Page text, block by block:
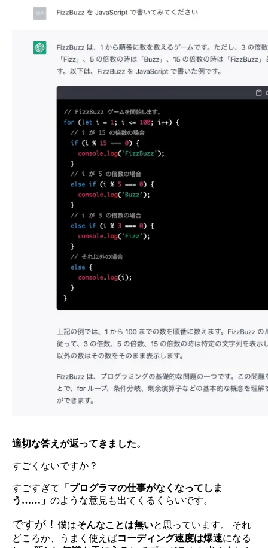
適切な答えが返ってきました。
すごくないですか？
すごすぎて
「プログラマの仕事がなくなってしま
う……」 のような意見も出てくるくらいです。
ですが！ 僕はそんなことは無いと思っています。 それ
どころか、うまく使えばコーディング速度は爆速になる